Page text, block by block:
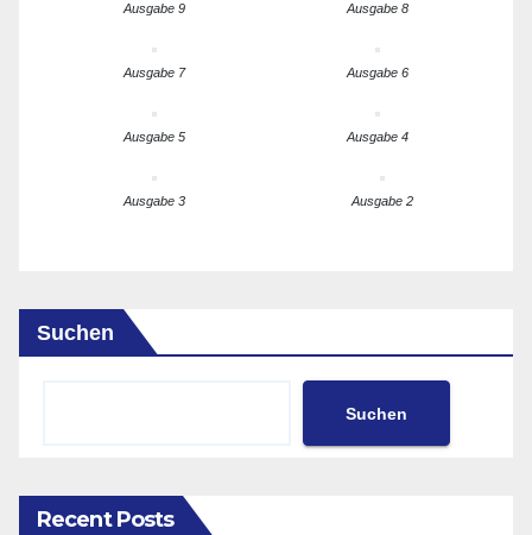
Ausgabe 9 Ausgabe 8
Ausgabe 7 Ausgabe 6
Ausgabe 5 Ausgabe 4
Ausgabe 3 Ausgabe 2
Suchen
Suchen
Recent Posts